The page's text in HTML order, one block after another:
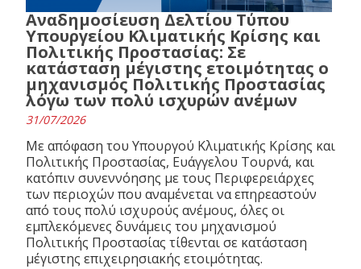
Αναδημοσίευση Δελτίου Τύπου
Υπουργείου Κλιματικής Κρίσης και
Πολιτικής Προστασίας: Σε
κατάσταση μέγιστης ετοιμότητας ο
μηχανισμός Πολιτικής Προστασίας
λόγω των πολύ ισχυρών ανέμων
31/07/2026
Με απόφαση του Υπουργού Κλιματικής Κρίσης και
Πολιτικής Προστασίας, Ευάγγελου Τουρνά, και
κατόπιν συνεννόησης με τους Περιφερειάρχες
των περιοχών που αναμένεται να επηρεαστούν
από τους πολύ ισχυρούς ανέμους, όλες οι
εμπλεκόμενες δυνάμεις του μηχανισμού
Πολιτικής Προστασίας τίθενται σε κατάσταση
μέγιστης επιχειρησιακής ετοιμότητας.